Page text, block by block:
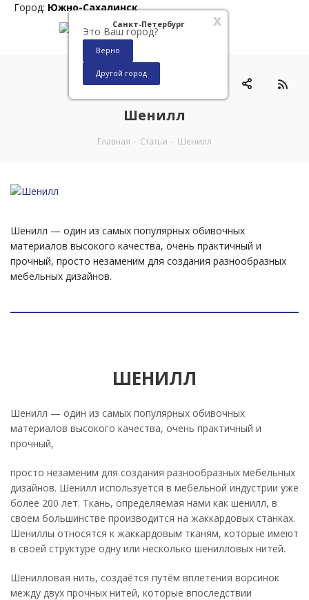
x
Санкт-Петербург
Это Ваш город?
Верно
Другой город
Город: Южно-Сахалинск
0
Шенилл
Главная - Статьи - Шенилл
Шенилл — один из самых популярных обивочных
материалов высокого качества, очень практичный и
прочный, просто незаменим для создания разнообразных
мебельных дизайнов.
ШЕНИЛЛ
Шенилл — один из самых популярных обивочных
материалов высокого качества, очень практичный и
прочный,
просто незаменим для создания разнообразных мебельных
дизайнов. Шенилл используется в мебельной индустрии уже
более 200 лет. Ткань, определяемая нами как шенилл, в
своем большинстве производится на жаккардовых станках.
Шениллы относятся к жаккардовым тканям, которые имеют
в своей структуре одну или несколько шенилловых нитей.
Шенилловая нить, создаётся путём вплетения ворсинок
между двух прочных нитей, которые впоследствии